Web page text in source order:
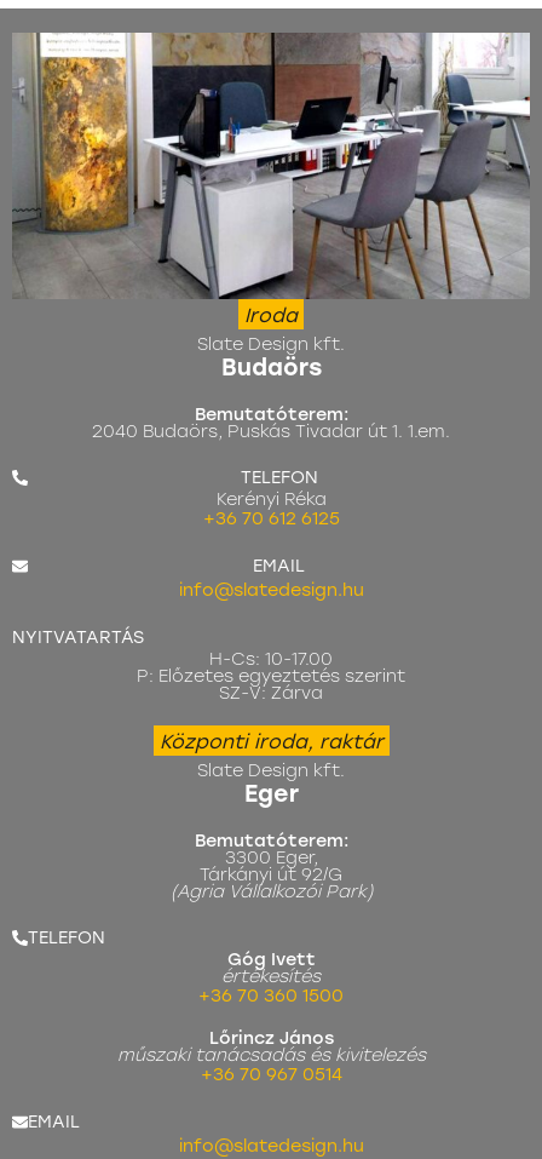
Iroda
Slate Design kft.
Budaörs
Bemutatóterem:
2040 Budaörs, Puskás Tivadar út 1. 1.em.
TELEFON
Kerényi Réka
+36 70 612 6125
EMAIL
info@slatedesign.hu
NYITVATARTÁS
H-Cs: 10-17.00
P: Előzetes egyeztetés szerint
SZ-V: Zárva
Központi iroda, raktár
Slate Design kft.
Eger
Bemutatóterem:
3300 Eger,
Tárkányi út 92/G
(Agria Vállalkozói Park)
TELEFON
Góg Ivett
értékesítés
+36 70 360 1500
Lőrincz János
műszaki tanácsadás és kivitelezés
+36 70 967 0514
EMAIL
info@slatedesign.hu